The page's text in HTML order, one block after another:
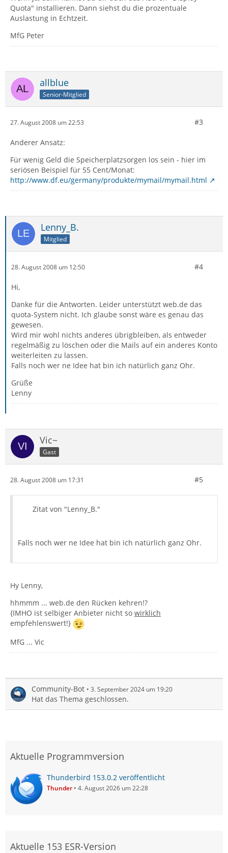
Quota" installieren. Dann siehst du die prozentuale
Auslastung in Echtzeit.
MfG Peter
allblue
Senior-Mitglied
27. August 2008 um 22:53 #3
Anderer Ansatz:
Für wenig Geld die Speicherplatzsorgen los sein - hier im
seriösen Beispiel für 55 Cent/Monat:
http://www.df.eu/germany/produkte/mymail/mymail.html
Lenny_B.
Mitglied
28. August 2008 um 12:50 #4
Hi,
Danke für die Antworten. Leider unterstützt web.de das
quota-System nicht. Ich glaube sonst wäre es genau das
gewesen.
Wird mir wohl nichts anderes übrigbleiben, als entweder
regelmäßig zu löschen oder die Mails auf ein anderes Konto
weiterleiten zu lassen.
Falls noch wer ne Idee hat bin ich natürlich ganz Ohr.
Grüße
Lenny
Vic~
Gast
28. August 2008 um 17:31 #5
Zitat von "Lenny_B."
Falls noch wer ne Idee hat bin ich natürlich ganz Ohr.
Hy Lenny,
hhmmm ... web.de den Rücken kehren!?
{IMHO ist selbiger Anbieter nicht so wirklich
empfehlenswert!}
MfG ... Vic
Community-Bot 3. September 2024 um 19:20
Hat das Thema geschlossen.
Aktuelle Programmversion
Thunderbird 153.0.2 veröffentlicht
Thunder 4. August 2026 um 22:28
Aktuelle 153 ESR-Version